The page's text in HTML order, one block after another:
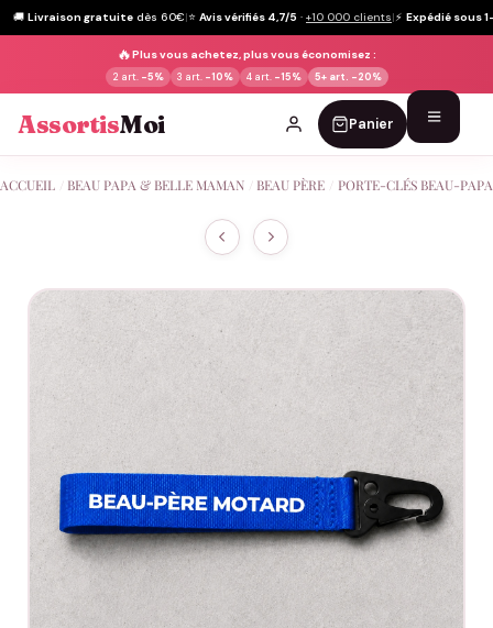
🚚 Livraison gratuite dès 60€|⭐ Avis vérifiés 4,7/5 · +10 000 clients|⚡ Expédié sous
🔥Plus vous achetez, plus vous économisez :
2 art. -5% 3 art. -10% 4 art. -15% 5+ art. -20%
AssortisMoi Panier
au
ACCUEIL BEAU PAPA & BELLE MAMAN BEAU PÈRE PORTE-CLÉS BEAU-PAPA